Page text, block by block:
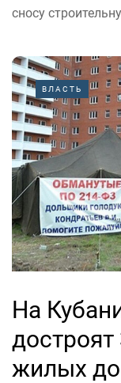
сносу
ВЛАСТЬ
На
жилых